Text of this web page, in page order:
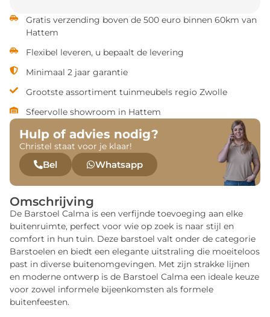
Gratis verzending boven de 500 euro binnen 60km van
Hattem
Flexibel leveren, u bepaalt de levering
Minimaal 2 jaar garantie
Grootste assortiment tuinmeubels regio Zwolle
Sfeervolle showroom in Hattem
Hulp of advies nodig?
Christel staat voor je klaar!
Bel Whatsapp
Omschrijving
De Barstoel Calma is een verfijnde toevoeging aan elke
buitenruimte, perfect voor wie op zoek is naar stijl en
comfort in hun tuin. Deze barstoel valt onder de categorie
Barstoelen en biedt een elegante uitstraling die moeiteloos
past in diverse buitenomgevingen. Met zijn strakke lijnen
en moderne ontwerp is de Barstoel Calma een ideale keuze
voor zowel informele bijeenkomsten als formele
buitenfeesten.